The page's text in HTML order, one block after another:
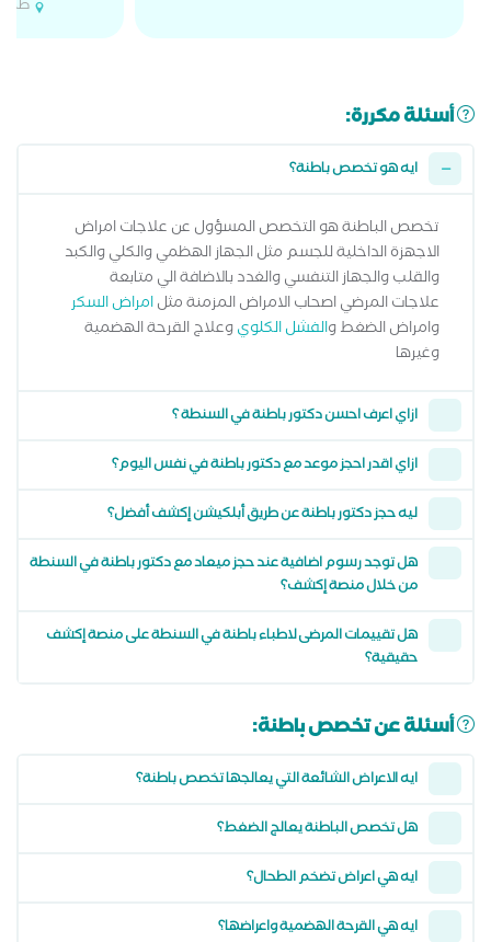
أسئلة مكررة:
ايه هو تخصص باطنة؟
تخصص الباطنة هو التخصص المسؤول عن علاجات امراض
الاجهزة الداخلية للجسم مثل الجهاز الهظمي والكلي والكبد
والقلب والجهاز التنفسي والغدد بالاضافة الي متابعة
علاجات المرضي اصحاب الامراض المزمنة مثلامراض السكر
وامراض الضغط والفشل الكلويوعلاج القرحة الهضمية
وغيرها
ازاي اعرف احسن دكتور باطنة في السنطة ؟
ازاي اقدر احجز موعد مع دكتور باطنة في نفس اليوم؟
ليه حجز دكتور باطنة عن طريق أبلكيشن إكشف أفضل؟
هل توجد رسوم اضافية عند حجز ميعاد مع دكتور باطنة في السنطة
من خلال منصة إكشف؟
هل تقييمات المرضى لاطباء باطنة في السنطة على منصة إكشف
حقيقية؟
أسئلة عن تخصص باطنة:
ايه الاعراض الشائعة التي يعالجها تخصص باطنة؟
هل تخصص الباطنة يعالج الضغط؟
ايه هي اعراض تضخم الطحال؟
ايه هي القرحة الهضمية واعراضها؟